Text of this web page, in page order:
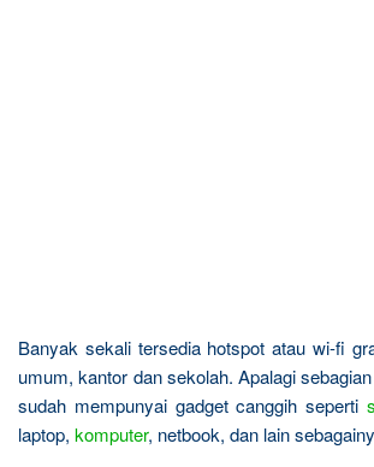
Banyak sekali tersedia hotspot atau wi-fi
umum, kantor dan sekolah. Apalagi
sudah mempunyai gadget canggih seperti
laptop, komputer, netbook, dan lain